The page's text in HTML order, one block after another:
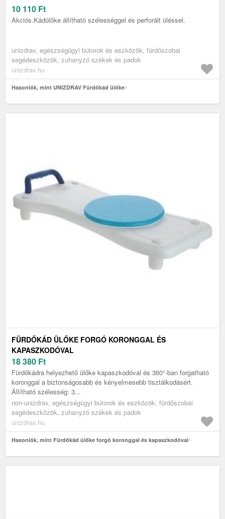
10 110 Ft
Akciós.Kádülőke állítható szélességgel és perforált üléssel.
unizdrav, egészségügyi bútorok és eszközök, fürdőszobai
segédeszközök, zuhanyzó székek és padok
unizdrav.hu
Hasonlók, mint UNIZDRAV Fürdőkád ülőke
FÜRDŐKÁD ÜLŐKE FORGÓ KORONGGAL ÉS
KAPASZKODÓVAL
18 380 Ft
Fürdőkádra helyezhető ülőke kapaszkodóval és 360°-ban forgatható
koronggal a biztonságosabb és kényelmesebb tisztálkodásért.
Állítható szélesség: 3...
non-unizdrav, egészségügyi bútorok és eszközök, fürdőszobai
segédeszközök, zuhanyzó székek és padok
unizdrav.hu
Hasonlók, mint Fürdőkád ülőke forgó koronggal és kapaszkodóval